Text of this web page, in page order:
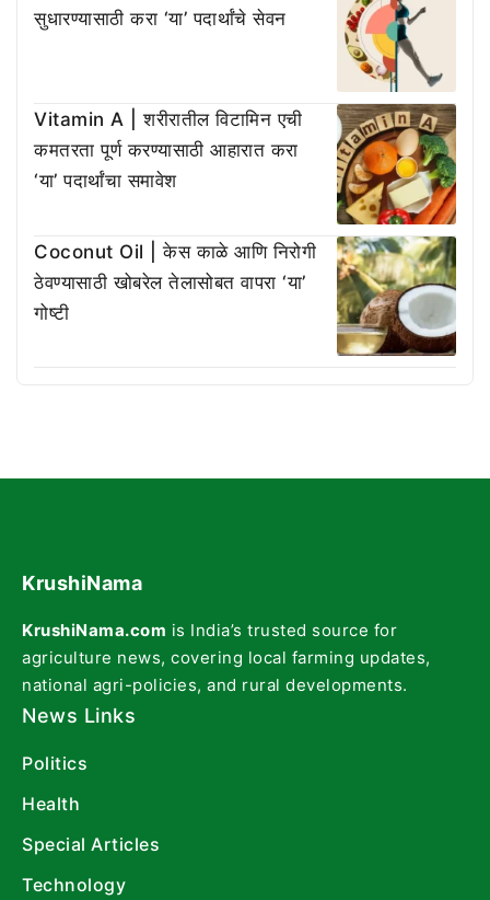
सुधारण्यासाठी करा ‘या’ पदार्थांचे सेवन
Vitamin A | शरीरातील विटामिन एची
कमतरता पूर्ण करण्यासाठी आहारात करा
‘या’ पदार्थांचा समावेश
Coconut Oil | केस काळे आणि निरोगी
ठेवण्यासाठी खोबरेल तेलासोबत वापरा ‘या’
गोष्टी
KrushiNama
KrushiNama.com is India’s trusted source for
agriculture news, covering local farming updates,
national agri-policies, and rural developments.
News Links
Politics
Health
Special Articles
Technology